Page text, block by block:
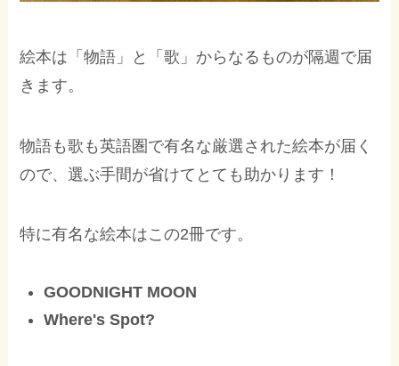
絵本は「物語」と「歌」からなるものが隔週で届
きます。
物語も歌も英語圏で有名な厳選された絵本が届く
ので、選ぶ手間が省けてとても助かります！
特に有名な絵本はこの2冊です。
GOODNIGHT MOON
Where's Spot?